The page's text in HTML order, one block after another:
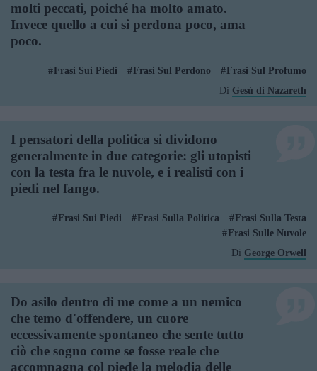
molti peccati, poiché ha molto amato.
Invece quello a cui si perdona poco, ama
poco.
Frasi Sui Piedi Frasi Sul Perdono
Frasi Sul Profumo
Di Gesù di Nazareth
I pensatori della politica si dividono
generalmente in due categorie: gli utopisti
con la testa fra le nuvole, e i realisti con i
piedi nel fango.
Frasi Sui Piedi Frasi Sulla Politica
Frasi Sulla Testa
Frasi Sulle Nuvole
Di George Orwell
Do asilo dentro di me come a un nemico
che temo d'offendere, un cuore
eccessivamente spontaneo che sente tutto
ciò che sogno come se fosse reale che
accompagna col piede la melodia delle